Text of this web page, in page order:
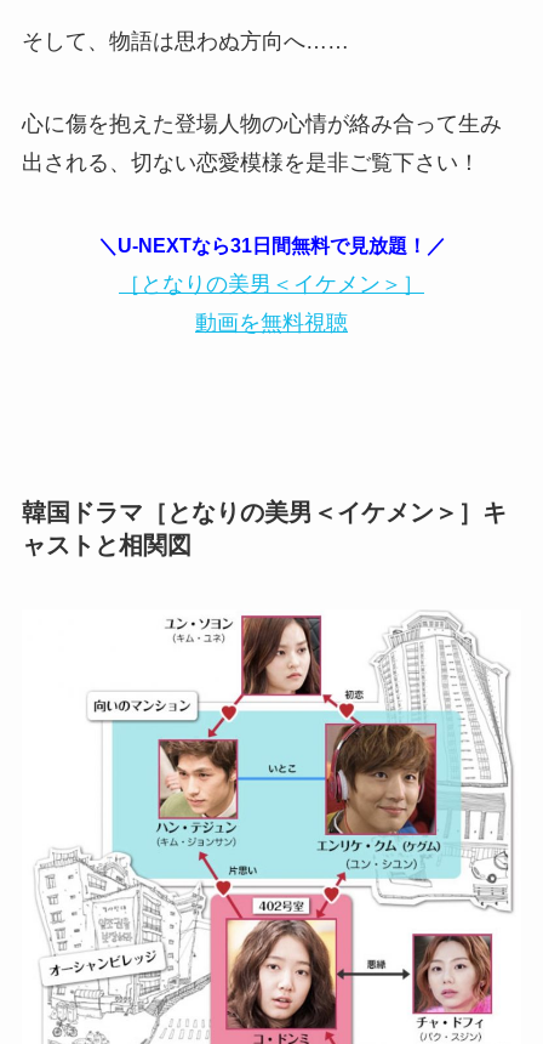
そして、物語は思わぬ方向へ……
心に傷を抱えた登場人物の心情が絡み合って生み
出される、切ない恋愛模様を是非ご覧下さい！
＼U-NEXTなら31日間無料で見放題！／
［となりの美男＜イケメン＞］
動画を無料視聴
韓国ドラマ［となりの美男＜イケメン＞］キ
ャストと相関図